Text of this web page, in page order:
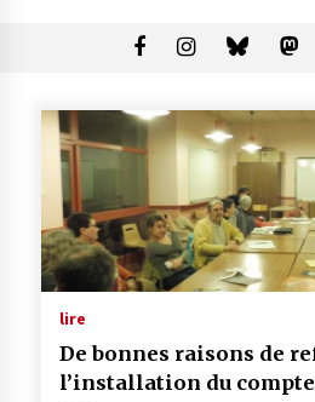
lire
De bonnes raisons de
l’installation du